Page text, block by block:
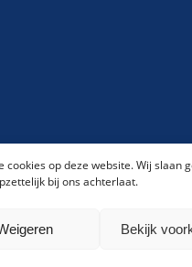
op deze website. Wij slaan
bij ons achterlaat.
Bekijk